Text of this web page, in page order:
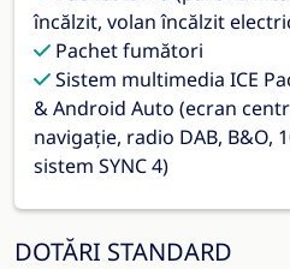
încălzit, volan încălzit
Pachet fumători
Sistem multimedia ICE
& Android Auto (ecran
navigație, radio DAB, B&O,
sistem SYNC 4)
DOTĂRI STANDARD